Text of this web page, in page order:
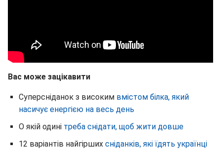
Вас може зацікавити
Суперсніданок з високим вмістом білка, який
насичує енергією на весь день
О якій одині треба снідати, щоб жити довше
12 варіантів найгірших сніданків, які їдять українці